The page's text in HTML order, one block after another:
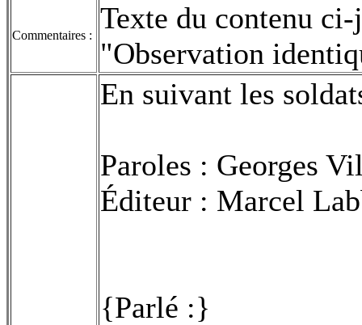
Commentaires :
Texte du contenu
"Observation
En suivant les
Paroles : Georges
Éditeur : Marcel
{Parlé :}